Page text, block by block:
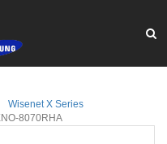
Wisenet X Series
8070RHA